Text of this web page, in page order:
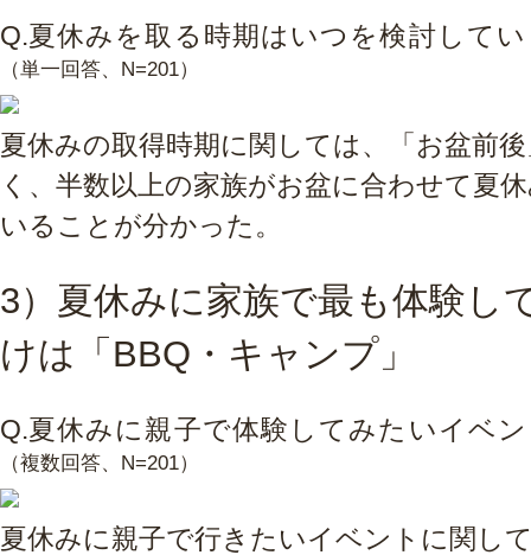
Q.夏休みを取る時期はいつを検討して
（単一回答、N=201）
夏休みの取得時期に関しては、「お盆前
く、半数以上の家族がお盆に合わせて夏
いることが分かった。
3）夏休みに家族で最も体験し
けは「BBQ・キャンプ」
Q.夏休みに親子で体験してみたいイベ
（複数回答、N=201）
夏休みに親子で行きたいイベントに関し